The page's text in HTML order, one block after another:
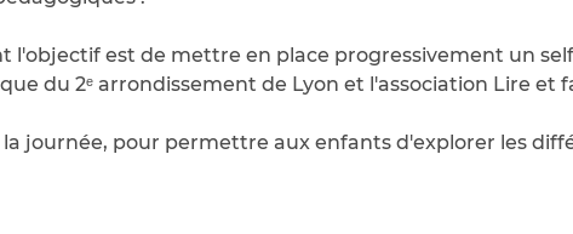
est de mettre en place progressivement un
du 2ᵉ arrondissement de Lyon et l'association Lire et
journée, pour permettre aux enfants d'explorer les